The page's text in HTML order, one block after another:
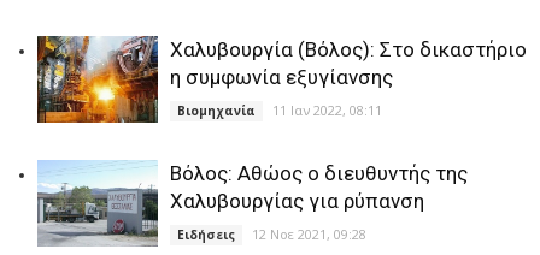
Χαλυβουργία (Βόλος): Στο δικαστήριο
η συμφωνία εξυγίανσης
Βιομηχανία 11 Ιαν 2022, 08:11
Βόλος: Αθώος ο διευθυντής της
Χαλυβουργίας για ρύπανση
Ειδήσεις 12 Νοε 2021, 09:28